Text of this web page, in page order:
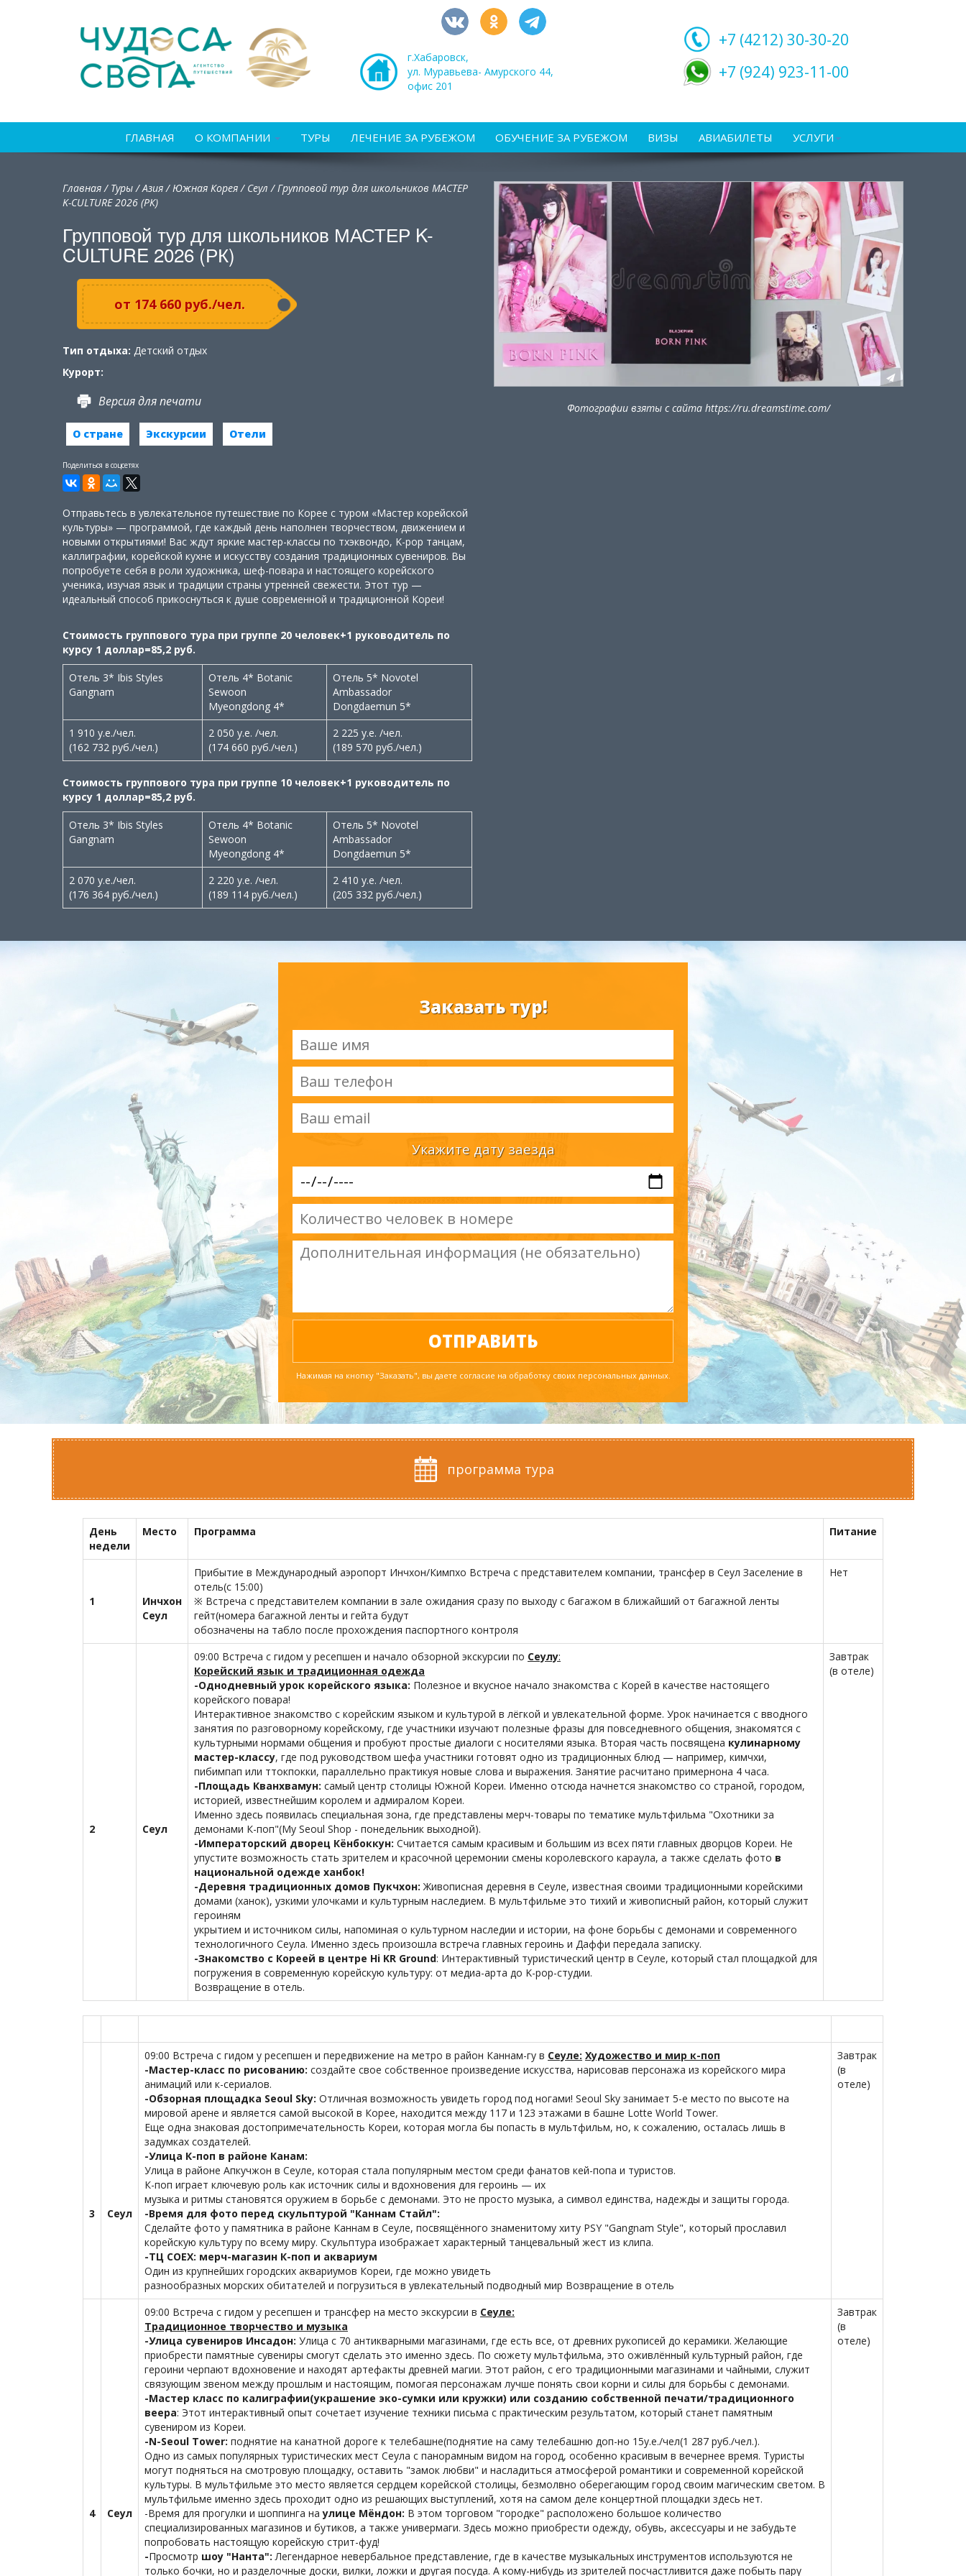
г.Хабаровск,
ул. Муравьева- Амурского 44,
офис 201
+7 (4212) 30-30-20
+7 (924) 923-11-00
ГЛАВНАЯ О КОМПАНИИ ТУРЫ ЛЕЧЕНИЕ ЗА РУБЕЖОМ ОБУЧЕНИЕ ЗА РУБЕЖОМ ВИЗЫ АВИАБИЛЕТЫ УСЛУГИ
Главная/ Туры/Азия/Южная Корея/ Сеул / Групповой тур для школьников МАСТЕР
K-CULTURE 2026 (РК)
Групповой тур для школьников МАСТЕР K-
CULTURE 2026 (РК)
от 174 660 руб./чел.
Тип отдыха: Детский отдых
Курорт:
Версия для печати
О стране Экскурсии Отели
Поделиться в соцсетях
Отправьтесь в увлекательное путешествие по Корее с туром «Мастер корейской
культуры» — программой, где каждый день наполнен творчеством, движением и
новыми открытиями! Вас ждут яркие мастер-классы по тхэквондо, K-pop танцам,
каллиграфии, корейской кухне и искусству создания традиционных сувениров. Вы
попробуете себя в роли художника, шеф-повара и настоящего корейского
ученика, изучая язык и традиции страны утренней свежести. Этот тур —
идеальный способ прикоснуться к душе современной и традиционной Кореи!
Стоимость группового тура при группе 20 человек+1 руководитель по
курсу 1 доллар=85,2 руб.
Отель 3* Ibis Styles
Gangnam
Отель 4* Botanic
Sewoon
Myeongdong 4*
Отель 5* Novotel
Ambassador
Dongdaemun 5*
1 910 у.е./чел.
(162 732 руб./чел.)
2 050 у.е. /чел.
(174 660 руб./чел.)
2 225 у.е. /чел.
(189 570 руб./чел.)
Стоимость группового тура при группе 10 человек+1 руководитель по
курсу 1 доллар=85,2 руб.
Отель 3* Ibis Styles
Gangnam
Отель 4* Botanic
Sewoon
Myeongdong 4*
Отель 5* Novotel
Ambassador
Dongdaemun 5*
2 070 у.е./чел.
(176 364 руб./чел.)
2 220 у.е. /чел.
(189 114 руб./чел.)
2 410 у.е. /чел.
(205 332 руб./чел.)
Фотографии взяты с сайта https://ru.dreamstime.com/
Заказать тур!
Укажите дату заезда
Нажимая на кнопку "Заказать", вы даете согласие на обработку своих персональных данных.
программа тура
День
недели
Место Программа Питание
1
Инчхон
Сеул
Прибытие в Международный аэропорт Инчхон/Кимпхо Встреча с представителем компании, трансфер в Сеул Заселение в
отель(с 15:00)
※ Встреча с представителем компании в зале ожидания сразу по выходу с багажом в ближайший от багажной ленты
гейт(номера багажной ленты и гейта будут
обозначены на табло после прохождения паспортного контроля
Нет
2 Сеул
09:00 Встреча с гидом у ресепшен и начало обзорной экскурсии по Сеулу:
Корейский язык и традиционная одежда
-Однодневный урок корейского языка: Полезное и вкусное начало знакомства с Корей в качестве настоящего
корейского повара!
Интерактивное знакомство с корейским языком и культурой в лёгкой и увлекательной форме. Урок начинается с вводного
занятия по разговорному корейскому, где участники изучают полезные фразы для повседневного общения, знакомятся с
культурными нормами общения и пробуют простые диалоги с носителями языка. Вторая часть посвящена кулинарному
мастер-классу, где под руководством шефа участники готовят одно из традиционных блюд — например, кимчхи,
пибимпап или ттокпокки, параллельно практикуя новые слова и выражения. Занятие расчитано примернона 4 часа.
-Площадь Кванхвамун: самый центр столицы Южной Кореи. Именно отсюда начнется знакомство со страной, городом,
историей, известнейшим королем и адмиралом Кореи.
Именно здесь появилась специальная зона, где представлены мерч-товары по тематике мультфильма "Охотники за
демонами К-поп"(My Seoul Shop - понедельник выходной).
-Императорский дворец Кёнбоккун: Считается самым красивым и большим из всех пяти главных дворцов Кореи. Не
упустите возможность стать зрителем и красочной церемонии смены королевского караула, а также сделать фото в
национальной одежде ханбок!
-Деревня традиционных домов Пукчхон:Живописная деревня в Сеуле, известная своими традиционными корейскими
домами (ханок), узкими улочками и культурным наследием. В мультфильме это тихий и живописный район, который служит
героиням
укрытием и источником силы, напоминая о культурном наследии и истории, на фоне борьбы с демонами и современного
технологичного Сеула. Именно здесь произошла встреча главных героинь и Даффи передала записку.
-Знакомство с Кореей в центре Hi KR Ground: Интерактивный туристический центр в Сеуле, который стал площадкой для
погружения в современную корейскую культуру: от медиа-арта до K-pop-студии.
Возвращение в отель.
Завтрак
(в отеле)
3 Сеул
09:00 Встреча с гидом у ресепшен и передвижение на метро в район Каннам-гу в Сеуле: Художество и мир к-поп
-Мастер-класс по рисованию: создайте свое собственное произведение искусства, нарисовав персонажа из корейского мира
анимаций или к-сериалов.
-Обзорная площадка Seoul Sky: Отличная возможность увидеть город под ногами! Seoul Sky занимает 5-е место по высоте на
мировой арене и является самой высокой в Корее, находится между 117 и 123 этажами в башне Lotte World Tower.
Еще одна знаковая достопримечательность Кореи, которая могла бы попасть в мультфильм, но, к сожалению, осталась лишь в
задумках создателей.
-Улица К-поп в районе Канам:
Улица в районе Апкучжон в Сеуле, которая стала популярным местом среди фанатов кей-попа и туристов.
К-поп играет ключевую роль как источник силы и вдохновения для героинь — их
музыка и ритмы становятся оружием в борьбе с демонами. Это не просто музыка, а символ единства, надежды и защиты города.
-Время для фото перед скульптурой "Каннам Стайл":
Сделайте фото у памятника в районе Каннам в Сеуле, посвящённого знаменитому хиту PSY "Gangnam Style", который прославил
корейскую культуру по всему миру. Скульптура изображает характерный танцевальный жест из клипа.
-ТЦ COEX: мерч-магазин К-поп и аквариум
Один из крупнейших городских аквариумов Кореи, где можно увидеть
разнообразных морских обитателей и погрузиться в увлекательный подводный мир Возвращение в отель
Завтрак
(в
отеле)
4 Сеул
09:00 Встреча с гидом у ресепшен и трансфер на место экскурсии в Сеуле:
Традиционное творчество и музыка
-Улица сувениров Инсадон: Улица с 70 антикварными магазинами, где есть все, от древних рукописей до керамики. Желающие
приобрести памятные сувениры смогут сделать это именно здесь. По сюжету мультфильма, это оживлённый культурный район, где
героини черпают вдохновение и находят артефакты древней магии. Этот район, с его традиционными магазинами и чайными, служит
связующим звеном между прошлым и настоящим, помогая персонажам лучше понять свои корни и силы для борьбы с демонами.
-Мастер класс по калиграфии(украшение эко-сумки или кружки) или созданию собственной печати/традиционного
веера: Этот интерактивный опыт сочетает изучение техники письма с практическим результатом, который станет памятным
сувениром из Кореи.
-N-Seoul Tower: поднятие на канатной дороге к телебашне(поднятие на саму телебашню доп-но 15у.е./чел(1 287 руб./чел.).
Одно из самых популярных туристических мест Сеула с панорамным видом на город, особенно красивым в вечернее время. Туристы
могут подняться на смотровую площадку, оставить "замок любви" и насладиться атмосферой романтики и современной корейской
культуры. В мультфильме это место является сердцем корейской столицы, безмолвно оберегающим город своим магическим светом. В
мультфильме именно здесь проходит одно из решающих выступлений, хотя на самом деле концертной площадки здесь нет.
-Время для прогулки и шоппинга наулице Мёндон: В этом торговом "городке" расположено большое количество
специализированных магазинов и бутиков, а также универмаги. Здесь можно приобрести одежду, обувь, аксессуары и не забудьте
попробовать настоящую корейскую стрит-фуд!
-Просмотр шоу "Нанта":Легендарное невербальное представление, где в качестве музыкальных инструментов используются не
только бочки, но и разделочные доски, вилки, ложки и другая посуда. А кому-нибудь из зрителей посчастливится даже побыть пару
Завтрак
(в
отеле)